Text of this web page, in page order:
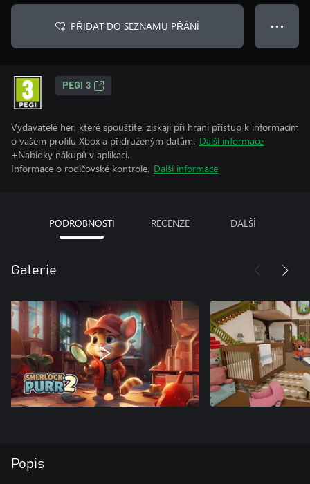
PŘIDAT DO SEZNAMU PŘÁNÍ ● ● ●
PEGI 3
Vydavatelé her, které spouštíte, získají při hraní přístup k informacím
o vašem profilu Xbox a přidruženým datům. Další informace
+Nabídky nákupů v aplikaci.
Informace o rodičovské kontrole. Další informace
PODROBNOSTI RECENZE DALŠÍ
Galerie
Popis